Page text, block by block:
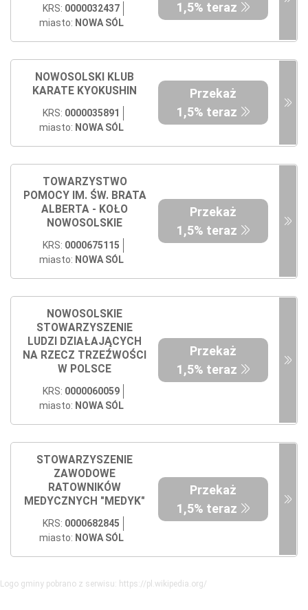
KRS: 0000032437
miasto: NOWA SÓL
1,5% teraz
NOWOSOLSKI KLUB
KARATE KYOKUSHIN
KRS: 0000035891
miasto: NOWA SÓL
Przekaż
1,5% teraz
TOWARZYSTWO
POMOCY IM. ŚW. BRATA
ALBERTA - KOŁO
NOWOSOLSKIE
KRS: 0000675115
miasto: NOWA SÓL
Przekaż
1,5% teraz
NOWOSOLSKIE
STOWARZYSZENIE
LUDZI DZIAŁAJĄCYCH
NA RZECZ TRZEŹWOŚCI
W POLSCE
KRS: 0000060059
miasto: NOWA SÓL
Przekaż
1,5% teraz
STOWARZYSZENIE
ZAWODOWE
RATOWNIKÓW
MEDYCZNYCH "MEDYK"
KRS: 0000682845
miasto: NOWA SÓL
Przekaż
1,5% teraz
Logo gminy pobrano z serwisu: https://pl.wikipedia.org/